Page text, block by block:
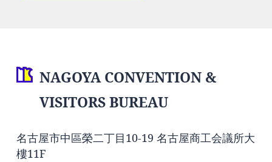
NAGOYA CONVENTION &
VISITORS BUREAU
名古屋市中區榮二丁目10-19 名古屋商工会議所大
樓11F